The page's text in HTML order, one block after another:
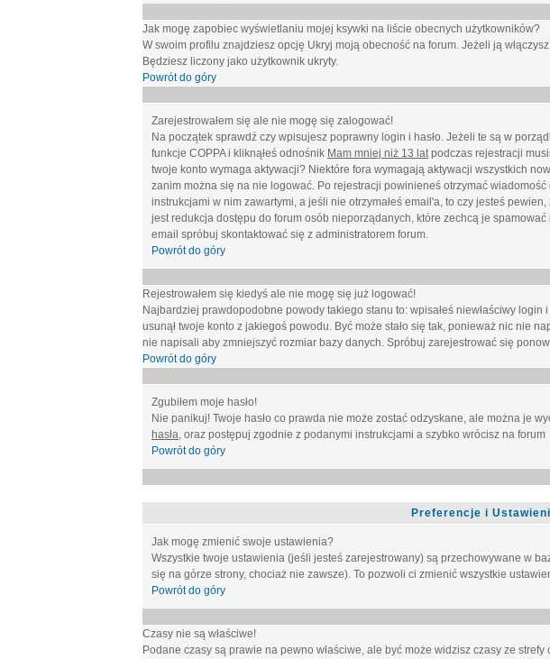
Jak mogę zapobiec wyświetlaniu mojej ksywki na liście obecnych użytkowników?
W swoim profilu znajdziesz opcję Ukryj moją obecność na forum. Jeżeli ją włączysz
Będziesz liczony jako użytkownik ukryty.
Powrót do góry
Zarejestrowałem się ale nie mogę się zalogować!
Na początek sprawdź czy wpisujesz poprawny login i hasło. Jeżeli te są w
funkcje COPPA i kliknąłeś odnośnik Mam mniej niż 13 latpodczas rejestracji
twoje konto wymaga aktywacji? Niektóre fora wymagają aktywacji wszystkich
zanim można się na nie logować. Po rejestracji powinieneś otrzymać
instrukcjami w nim zawartymi, a jeśli nie otrzymałeś email'a, to czy jesteś
jest redukcja dostępu do forum osób nieporządanych, które zechcą je
email spróbuj skontaktować się z administratorem forum.
Powrót do góry
Rejestrowałem się kiedyś ale nie mogę się już logować!
Najbardziej prawdopodobne powody takiego stanu to: wpisałeś niewłaściwy
usunął twoje konto z jakiegoś powodu. Być może stało się tak, ponieważ nic nie
nie napisali aby zmniejszyć rozmiar bazy danych. Spróbuj zarejestrować się
Powrót do góry
Zgubiłem moje hasło!
Nie panikuj! Twoje hasło co prawda nie może zostać odzyskane, ale można je
hasła, oraz postępuj zgodnie z podanymi instrukcjami a szybko wrócisz na forum
Powrót do góry
Preferencje i
Jak mogę zmienić swoje ustawienia?
Wszystkie twoje ustawienia (jeśli jesteś zarejestrowany) są przechowywane w
się na górze strony, chociaż nie zawsze). To pozwoli ci zmienić wszystkie
Powrót do góry
Czasy nie są właściwe!
Podane czasy są prawie na pewno właściwe, ale być może widzisz czasy ze